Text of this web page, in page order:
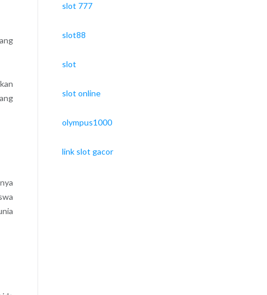
slot 777
slot88
slot
slot online
olympus1000
link slot gacor